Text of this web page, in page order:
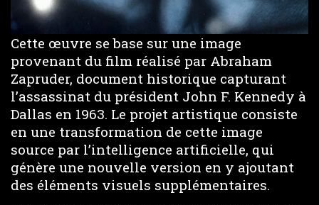
Cette œuvre se base sur une image
provenant du film réalisé par Abraham
Zapruder, document historique capturant
l’assassinat du président John F. Kennedy à
Dallas en 1963. Le projet artistique consiste
en une transformation de cette image
source par l’intelligence artificielle, qui
génère une nouvelle version en y ajoutant
des éléments visuels supplémentaires.